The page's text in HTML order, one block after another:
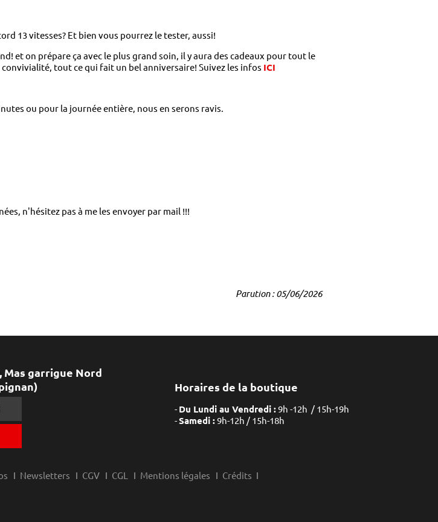
13 vitesses? Et bien vous pourrez le tester, aussi!
et on prépare ça avec le plus grand soin, il y aura des cadeaux pour tout le
tout ce qui fait un bel anniversaire! Suivez les infos ICI
ou pour la journée entière, nous en serons ravis.
n'hésitez pas à me les envoyer par mail !!!
Parution : 05/06/2026
Mas garrigue Nord
Horaires de la boutique
Du Lundi au Vendredi :9h -12h / 15h-19h
Samedi :9h-12h / 15h-18h
Newsletters CGV CGL Mentions légales Crédits